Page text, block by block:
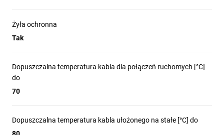
Żyła ochronna
Tak
Dopuszczalna temperatura kabla dla połączeń ruchomych [°C]
do
70
Dopuszczalna temperatura kabla ułożonego na stałe [°C] do